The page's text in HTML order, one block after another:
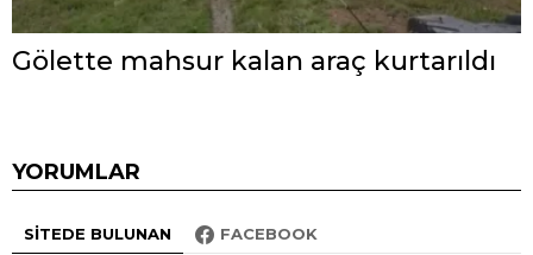
Gölette mahsur kalan araç kurtarıldı
YORUMLAR
SITEDE BULUNAN FACEBOOK